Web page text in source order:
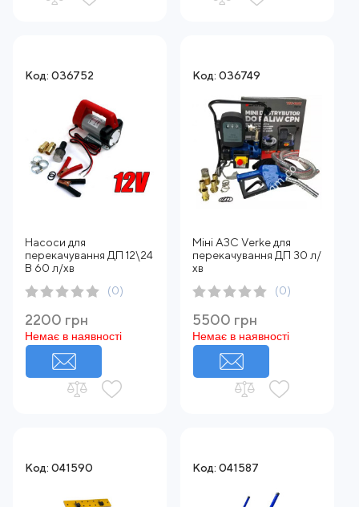
Код: 036752
Насоси для
перекачування ДП 12\24
В 60 л/хв
(0)
2200 грн
Немає в наявності
Код: 036749
Міні АЗС Verke для
перекачування ДП 30 л/
хв
(0)
5500 грн
Немає в наявності
Код: 041590 Код: 041587